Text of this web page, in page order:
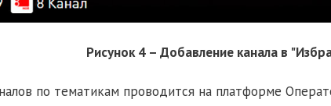
Рисунок 4 – Добавление канала в
по тематикам проводится на платформе